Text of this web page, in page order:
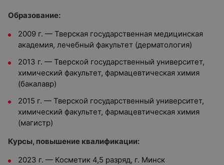
Образование:
2009 г. — Тверская государственная медицинская
академия, лечебный факультет (дерматология)
2013 г. — Тверской государственный университет,
химический факультет, фармацевтическая химия
(бакалавр)
2015 г. — Тверской государственный университет,
химический факультет, фармацевтическая химия
(магистр)
Курсы, повышение квалификации:
2023 г. — Косметик 4,5 разряд, г. Минск